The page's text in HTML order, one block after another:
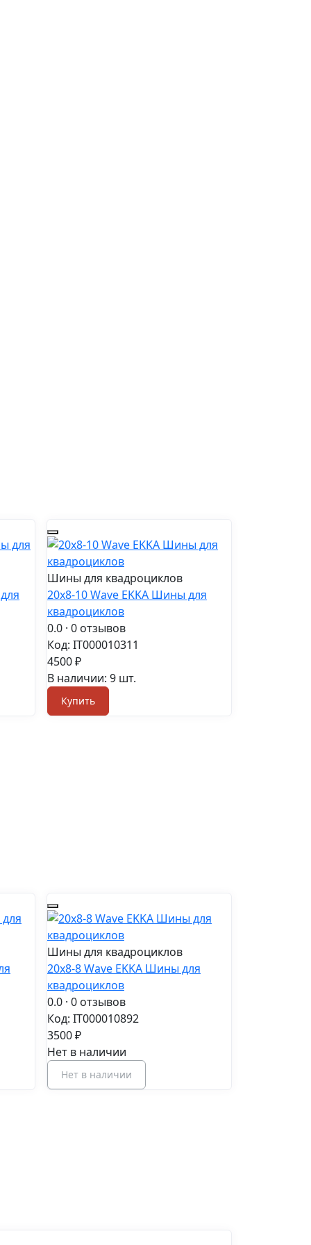
Шины для квадроциклов
20x8-10 Wave EKKA Шины для
квадроциклов
0.0 · 0 отзывов
Код: IT000010311
4500 ₽
В наличии: 9 шт.
Купить
Шины для квадроциклов
20x8-8 Wave EKKA Шины для
квадроциклов
0.0 · 0 отзывов
Код: IT000010892
3500 ₽
Нет в наличии
Нет в наличии